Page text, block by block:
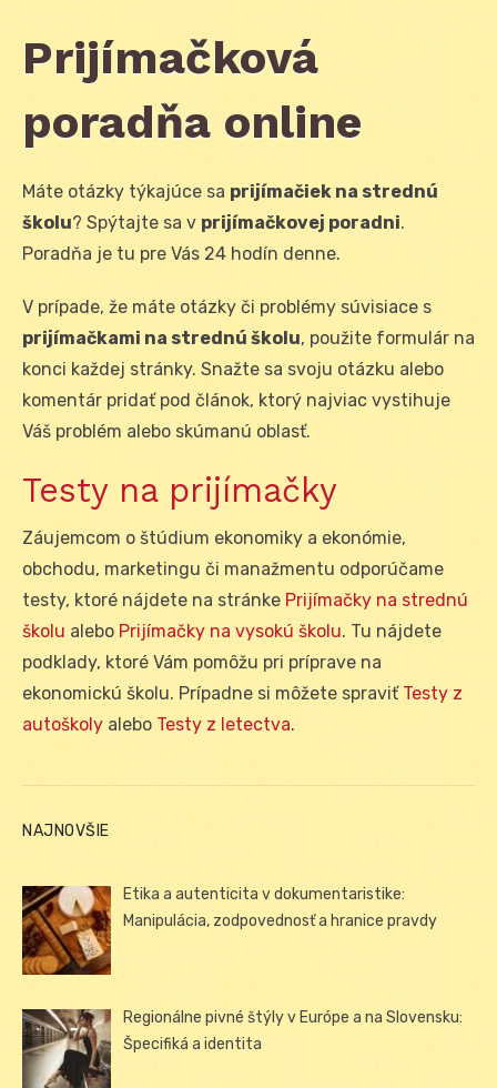
Prijímačková
poradňa online
Máte otázky týkajúce sa prijímačiek na strednú
školu? Spýtajte sa v prijímačkovej poradni.
Poradňa je tu pre Vás 24 hodín denne.
V prípade, že máte otázky či problémy súvisiace s
prijímačkami na strednú školu, použite formulár na
konci každej stránky. Snažte sa svoju otázku alebo
komentár pridať pod článok, ktorý najviac vystihuje
Váš problém alebo skúmanú oblasť.
Testy na prijímačky
Záujemcom o štúdium ekonomiky a ekonómie,
obchodu, marketingu či manažmentu odporúčame
testy, ktoré nájdete na stránke Prijímačky na strednú
školu alebo Prijímačky na vysokú školu. Tu nájdete
podklady, ktoré Vám pomôžu pri príprave na
ekonomickú školu. Prípadne si môžete spraviť Testy z
autoškoly alebo Testy z letectva.
NAJNOVŠIE
Etika a autenticita v dokumentaristike:
Manipulácia, zodpovednosť a hranice pravdy
Regionálne pivné štýly v Európe a na Slovensku:
Špecifiká a identita